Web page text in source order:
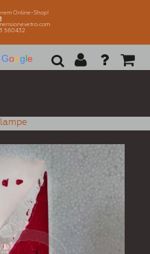
Online-Shop!
560432
Google